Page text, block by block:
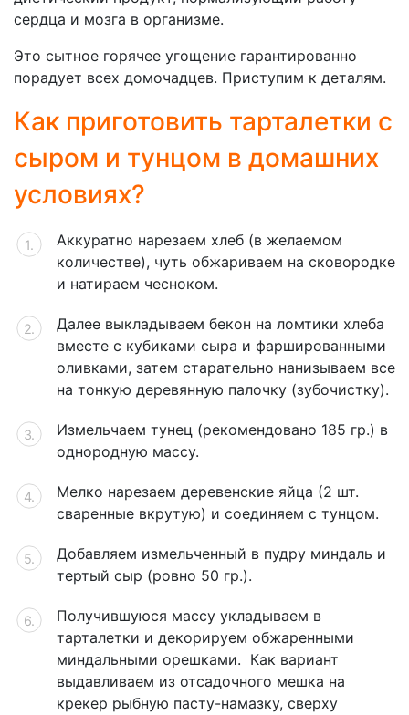
сердца и мозга в организме.
Это сытное горячее угощение гарантированно
порадует всех домочадцев. Приступим к деталям.
Как приготовить тарталетки с
сыром и тунцом в домашних
условиях?
Аккуратно нарезаем хлеб (в желаемом
количестве), чуть обжариваем на сковородке
и натираем чесноком.
Далее выкладываем бекон на ломтики хлеба
вместе с кубиками сыра и фаршированными
оливками, затем старательно нанизываем все
на тонкую деревянную палочку (зубочистку).
Измельчаем тунец (рекомендовано 185 гр.) в
однородную массу.
Мелко нарезаем деревенские яйца (2 шт.
сваренные вкрутую) и соединяем с тунцом.
Добавляем измельченный в пудру миндаль и
тертый сыр (ровно 50 гр.).
Получившуюся массу укладываем в
тарталетки и декорируем обжаренными
миндальными орешками. Как вариант
выдавливаем из отсадочного мешка на
крекер рыбную пасту-намазку, сверху